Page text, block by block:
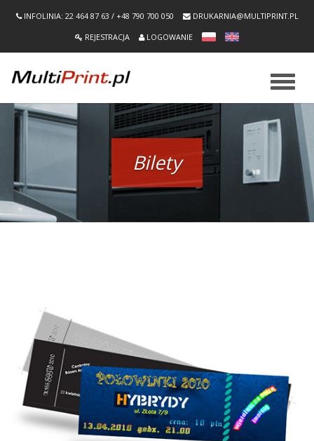
INFOLINIA: 22 464 87 63 / +48 790 700 050
DRUKARNIA@MULTIPRINT.PL
REJESTRACJA
LOGOWANIE
Bilety